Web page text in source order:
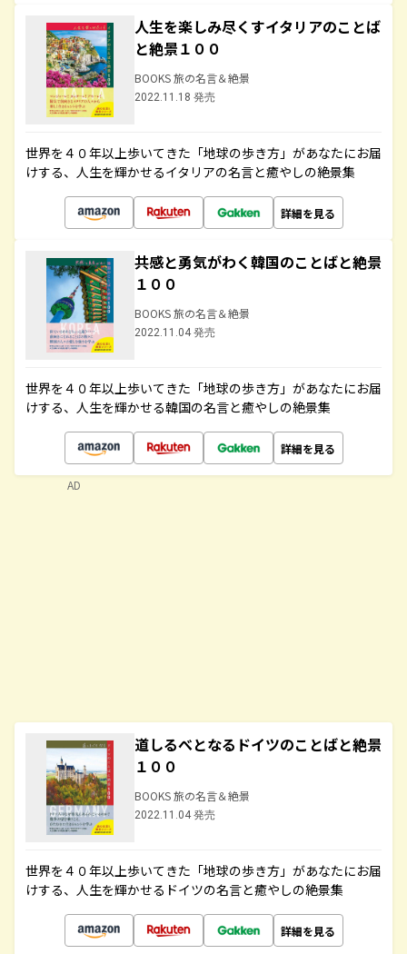
人生を楽しみ尽くすイタリアのことば
と絶景１００
BOOKS 旅の名言＆絶景
2022.11.18 発売
世界を４０年以上歩いてきた「地球の歩き方」があなたにお届
けする、人生を輝かせるイタリアの名言と癒やしの絶景集
詳細を見る
共感と勇気がわく韓国のことばと絶景
１００
BOOKS 旅の名言＆絶景
2022.11.04 発売
世界を４０年以上歩いてきた「地球の歩き方」があなたにお届
けする、人生を輝かせる韓国の名言と癒やしの絶景集
詳細を見る
道しるべとなるドイツのことばと絶景
１００
BOOKS 旅の名言＆絶景
2022.11.04 発売
世界を４０年以上歩いてきた「地球の歩き方」があなたにお届
けする、人生を輝かせるドイツの名言と癒やしの絶景集
詳細を見る
AD